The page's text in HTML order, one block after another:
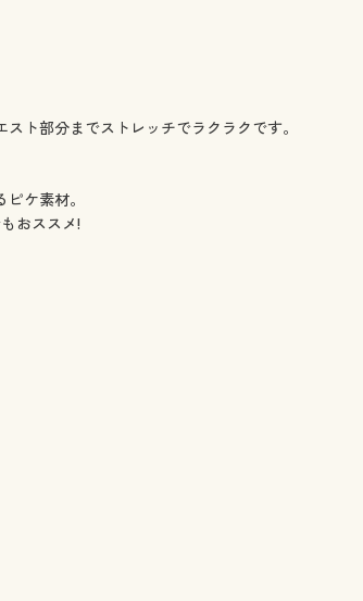
ト部分までストレッチでラクラクです。
ケ素材。
おススメ!